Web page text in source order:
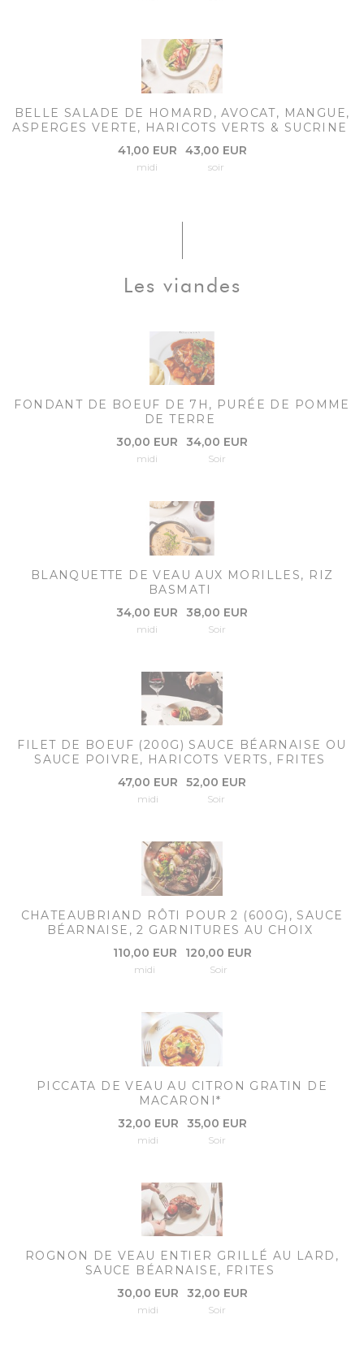
BELLE SALADE DE HOMARD, AVOCAT, MANGUE,
ASPERGES VERTE, HARICOTS VERTS & SUCRINE
41,00 EUR
midi
43,00 EUR
soir
Les viandes
FONDANT DE BOEUF DE 7H, PURÉE DE POMME
DE TERRE
30,00 EUR
midi
34,00 EUR
Soir
BLANQUETTE DE VEAU AUX MORILLES, RIZ
BASMATI
34,00 EUR
midi
38,00 EUR
Soir
FILET DE BOEUF (200G) SAUCE BÉARNAISE OU
SAUCE POIVRE, HARICOTS VERTS, FRITES
47,00 EUR
midi
52,00 EUR
Soir
CHATEAUBRIAND RÔTI POUR 2 (600G), SAUCE
BÉARNAISE, 2 GARNITURES AU CHOIX
110,00 EUR
midi
120,00 EUR
Soir
PICCATA DE VEAU AU CITRON GRATIN DE
MACARONI*
32,00 EUR
midi
35,00 EUR
Soir
ROGNON DE VEAU ENTIER GRILLÉ AU LARD,
SAUCE BÉARNAISE, FRITES
30,00 EUR
midi
32,00 EUR
Soir